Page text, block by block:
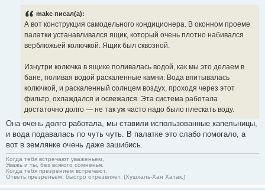
makc писал(а):
А вот конструкция самодельного кондиционера. В оконном проеме
палатки устанавливался ящик, который очень плотно набивался
верблюжьей колючкой. Ящик был сквозной.
Изнутри колючка в ящике поливалась водой, как мы это делаем в
бане, поливая водой раскаленные камни. Вода впитывалась
колючкой, и раскаленный солнцем воздух, проходя через этот
фильтр, охлаждался и освежался. Эта система работала
достаточно долго — не так уж часто надо было плескать воду.
Она очень долго работала, мы ставили использованные капельницы,
и вода подавалась по чуть чуть. В палатке это слабо помогало, а
вот в землянке очень даже зашибись.
Когда тебя встречают уваженьем,
Уважь и ты, без всякого сомненья.
Когда тебя презрением встречают,
Ответь презреньем, быстро отрезвляет. (Хушхаль-Хан Хатак.)